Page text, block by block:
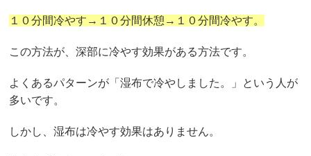
１０分間冷やす→１０分間休憩→１０分間冷やす。
この方法が、深部に冷やす効果がある方法です。
よくあるパターンが「湿布で冷やしました。」という人が
多いです。
しかし、湿布は冷やす効果はありません。